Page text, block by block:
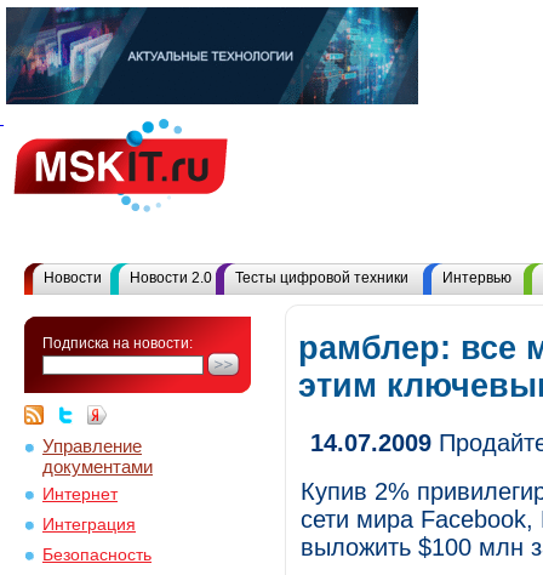
Новости Новости 2.0 Тесты цифровой техники Интервью
Подписка на новости:
Управление
документами
Интернет
Интеграция
Безопасность
рамблер: все
этим
14.07.2009
Купив 2%
сети мира Facebook,
выложить $100 млн